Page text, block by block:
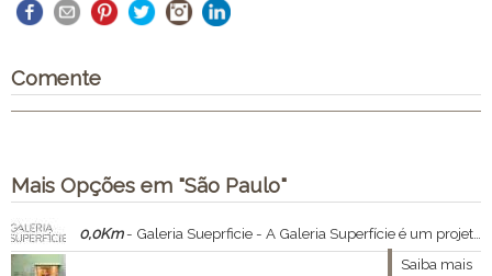
Comente
Mais Opções em "São Paulo"
0,0Km- Galeria Sueprficie - A Galeria Superfície é um projeto dos sócios Gustavo Nóbrega
Saiba mais